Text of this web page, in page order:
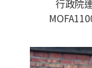
行政院